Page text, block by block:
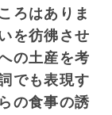
ろはありま
を彷彿させ
の土産を考
でも表現す
の食事の誘